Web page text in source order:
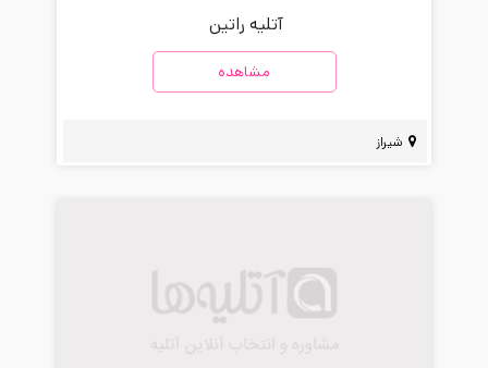
آتلیه راتین
مشاهده
شیراز